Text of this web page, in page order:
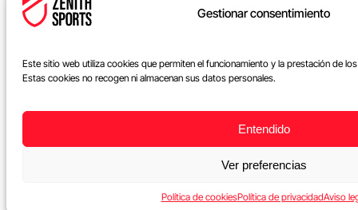
Gestionar consentimiento
Este sitio web utiliza cookies que permiten el funcionamiento y la prestación de
Estas cookies no recogen ni almacenan sus datos personales.
Entendido
Ver preferencias
Política de cookiesPolítica de privacidadAviso